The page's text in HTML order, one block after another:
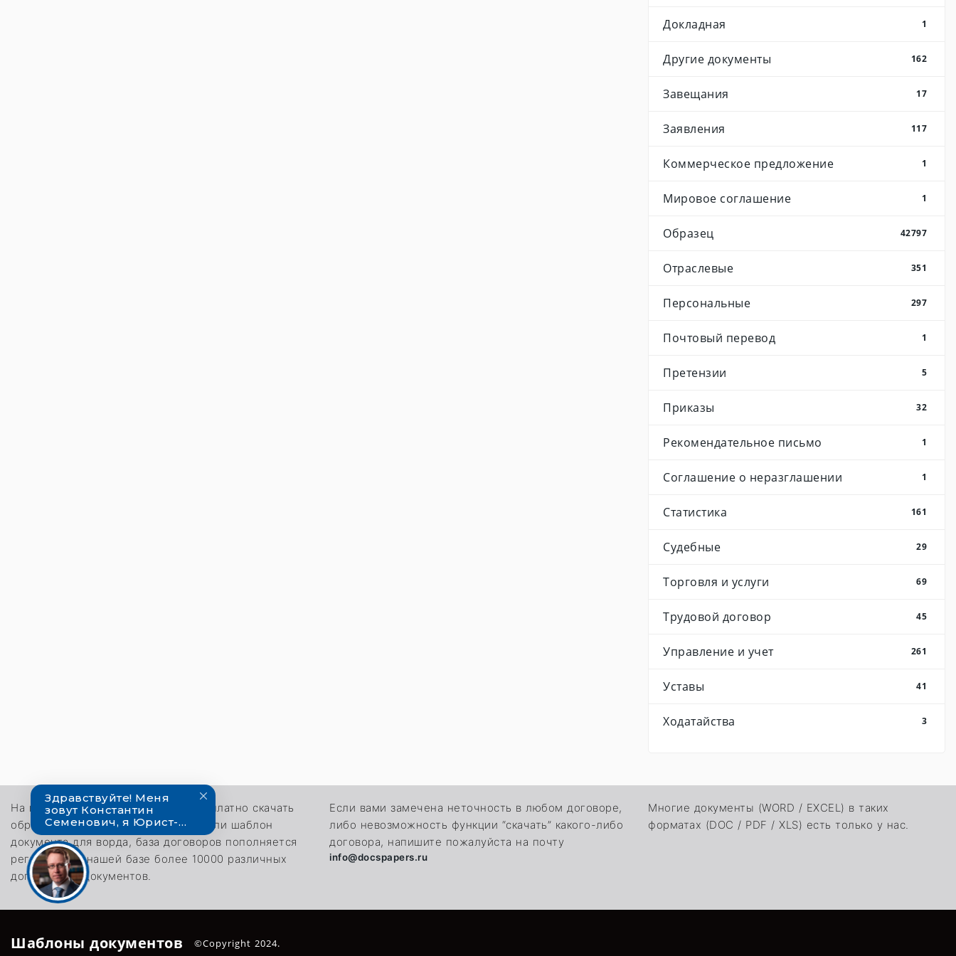
Докладная 1
Другие документы 162
Завещания 17
Заявления 117
Коммерческое предложение 1
Мировое соглашение 1
Образец 42797
Отраслевые 351
Персональные 297
Почтовый перевод 1
Претензии 5
Приказы 32
Рекомендательное письмо 1
Соглашение о неразглашении 1
Статистика 161
Судебные 29
Торговля и услуги 69
Трудовой договор 45
Управление и учет 261
Уставы 41
Ходатайства 3
На нашем сайте каждый может бесплатно скачать
образец интересующего договора или шаблон
документа для ворда, база договоров пополняется
регулярно. В нашей базе более 10000 различных
договоров и документов.
Если вами замечена неточность в любом договоре,
либо невозможность функции “скачать” какого-либо
договора, напишите пожалуйста на почту
info@docspapers.ru
Многие документы (WORD / EXCEL) в таких
форматах (DOC / PDF / XLS) есть только у нас.
Шаблоны документов ©Copyright 2024.